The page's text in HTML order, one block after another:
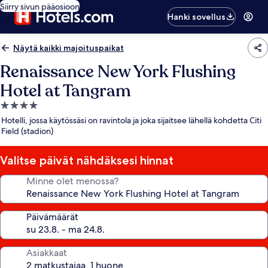
Siirry sivun pääosioon
Hanki sovellus
Näytä kaikki majoituspaikat
Renaissance New York Flushing
Hotel at Tangram
4.0
tähden
majoituspaikka
Hotelli, jossa käytössäsi on ravintola ja joka sijaitsee lähellä kohdetta Citi
Field (stadion)
Valitse päivät nähdäksesi hinnat
Minne olet menossa?
Päivämäärät
Asiakkaat